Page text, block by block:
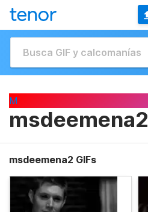
M
msdeemena2
msdeemena2 GIFs